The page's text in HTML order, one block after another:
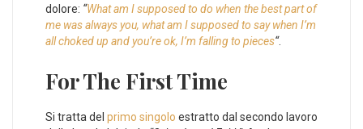
dolore: “What am I supposed to do when the best part of
me was always you, what am I supposed to say when I’m
all choked up and you’re ok, I’m falling to pieces“.
For The First Time
Si tratta del primo singolo estratto dal secondo lavoro